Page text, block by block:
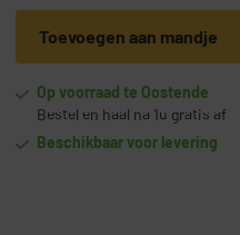
Toevoegen aan mandje
Op voorraad te Oostende
Bestel en haal na 1u gratis af
Beschikbaar voor levering